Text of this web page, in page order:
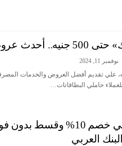
بطاقات «العربي»
نوفمبر 11, 2024
علي تقديم أفضل العروض والخدمات
حاملي البطاقاتات…
احصل علي خصم 10%
العربي